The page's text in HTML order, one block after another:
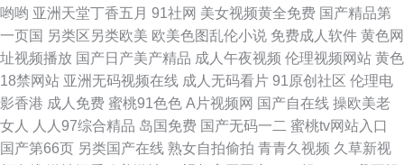
视频 91日本 国偷自拍 日韩精品欧美一区二区 91大神高清无码 国产又粗又大
幕与 国产日韩欧美福利 日本黄色wwww 在线免费观看污视频 国产精品制服
一区二区 青娱乐av91 樱桃视频香蕉 国产日韩欧美一区二 日本乱理高清中文
哟哟 亚洲天堂丁香五月 91社网 美女视频黄全免费 国产精品第
一页国 另类区另类欧美 欧美色图乱伦小说 免费成人软件 黄色网
址视频播放 国产日产美产精品 成人午夜视频 伦理视频网站 黄色
18禁网站 亚洲无码视频在线 成人无码看片 91原创社区 伦理电
影香港 成人免费 蜜桃91色色 A片视频网 国产自在线 操欧美老
女人
人人97综合精品 岛国免费 国产无码一二 蜜桃tv网站入口
国产第66页 另类国产在线 熟女自拍偷拍 青青久视频 久草新视